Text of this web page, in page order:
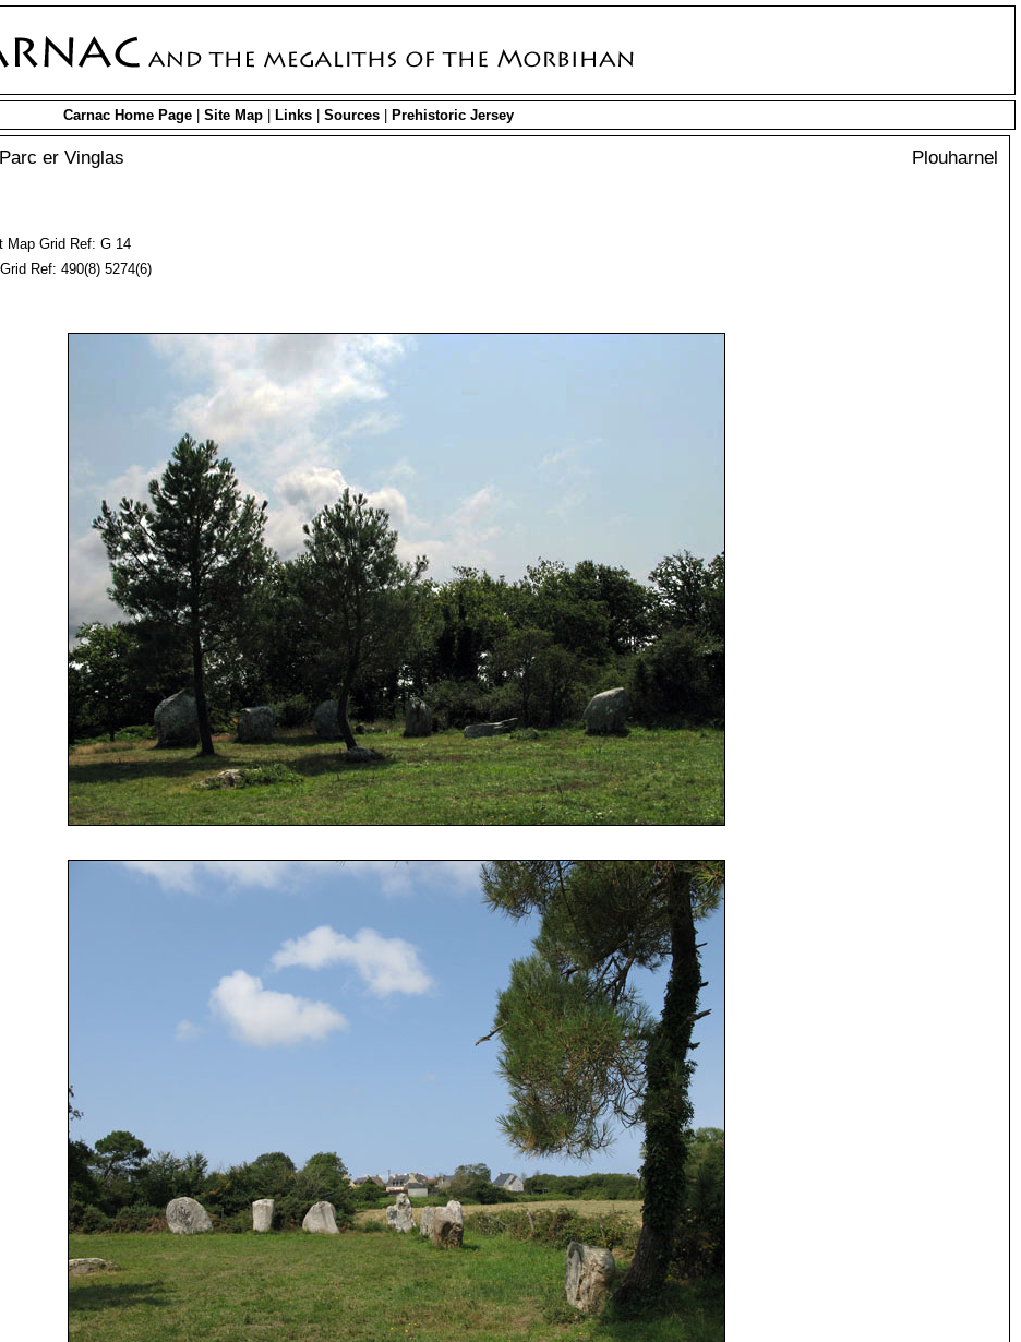
Carnac Home Page| Site Map| Links| Sources|
Prehistoric Jersey
er Vinglas Plouharnel
Map Grid Ref: G 14
Ref: 490(8) 5274(6)